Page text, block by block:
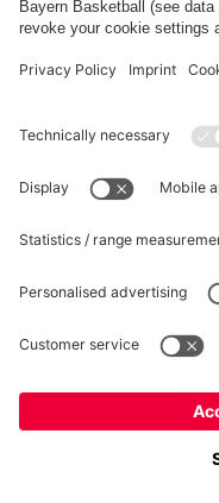
*Prezzi IVA
© FC
FC Bayern München